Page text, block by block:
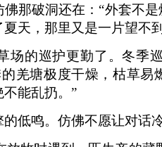
那破洞还在：“外套不
天，那里又是一片望不
场的巡护更勤了。冬季
羌塘极度干燥，枯草
能乱扔。”
低鸣。仿佛不愿让对话